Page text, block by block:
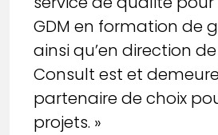
GDM en formation de
ainsi qu’en direction
Consult est et
partenaire de choix
projets. »